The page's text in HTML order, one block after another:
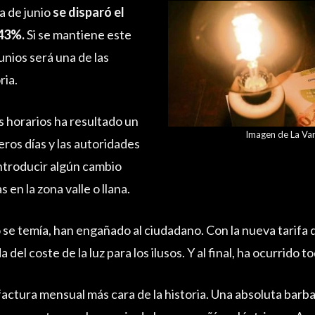
de juniose disparó el
Si se mantiene este
será una de las
horarios ha resultado un
días y las autoridades
algún cambio
en la zona valle o llana.
Imagen de La
temía, han engañado al ciudadano. Con la nueva tarifa
del coste de la luz para los ilusos. Y al final, ha ocurrido
mensual más cara de la historia. Una absoluta